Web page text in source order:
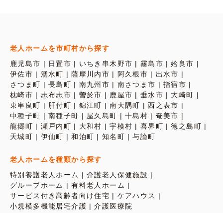
老人ホームを市町村から探す
鹿児島市
日置市 いちき串木野市 霧島市
姶良市
伊佐市
湧水町 薩摩川内市 阿久根市
出水市
さつま町
長島町 南九州市 南さつま市
指宿市
枕崎市
志布志市 曽於市 鹿屋市 垂水市
大崎町
東串良町
肝付町 錦江町 南大隅町
西之表市
中種子町
南種子町 屋久島町 十島村
奄美市
龍郷町
瀬戸内町 大和村 宇検村 喜界町
徳之島町
天城町
伊仙町 和泊町 知名町 与論町
老人ホームを種類から探す
特別養護老人ホーム
介護老人保健施設
グループホーム
有料老人ホーム
サービス付き高齢者向け住宅
ケアハウス
小規模多機能居宅介護
介護医療院